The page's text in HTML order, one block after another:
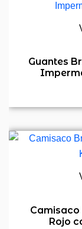
Guantes
Camisaco
Rojo